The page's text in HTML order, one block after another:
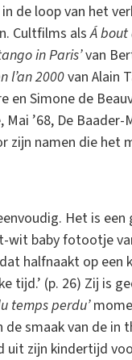
de loop van het
Cultfilms alsÁ bout
in Paris’van
l’an 2000van Alain
en Simone de
Mai ’68, De
zijn namen die
Het is
wit baby fotootje
halfnaakt op
tijd.’ (p. 26) Zij is
temps perdu’
de smaak van de
zijn kindertijd